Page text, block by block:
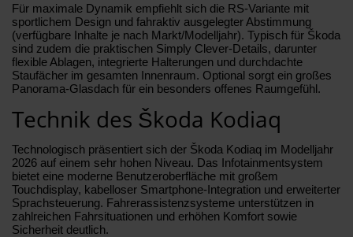
Für maximale Dynamik empfiehlt sich die RS-Variante mit
sportlichem Design und fahraktiv ausgelegter Abstimmung
(verfügbare Inhalte je nach Markt/Modelljahr). Typisch für Škoda
sind zudem die praktischen Simply Clever-Details, darunter
flexible Ablagen, integrierte Halterungen und durchdachte
Staufächer im gesamten Innenraum. Optional sorgt ein großes
Panorama-Glasdach für ein besonders offenes Raumgefühl.
Technik des Škoda Kodiaq
Technologisch präsentiert sich der Škoda Kodiaq im Modelljahr
2026 auf einem sehr hohen Niveau. Das Infotainmentsystem
bietet eine moderne Benutzeroberfläche mit großem
Touchdisplay, kabelloser Smartphone-Integration und erweiterter
Sprachsteuerung. Fahrerassistenzsysteme unterstützen in
zahlreichen Fahrsituationen und erhöhen Komfort sowie
Sicherheit deutlich.